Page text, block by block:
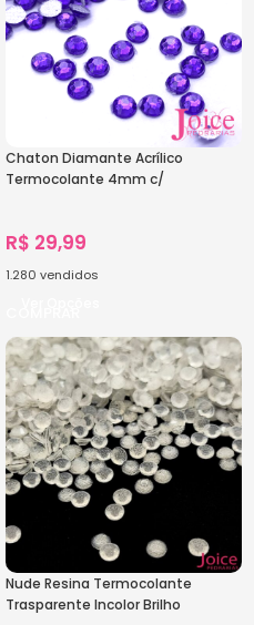
Chaton Diamante Acrílico
Termocolante 4mm c/
R$ 29,99
1.280 vendidos
Nude Resina Termocolante
Trasparente Incolor Brilho